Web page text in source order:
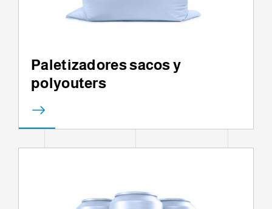
Paletizadores sacos y
polyouters